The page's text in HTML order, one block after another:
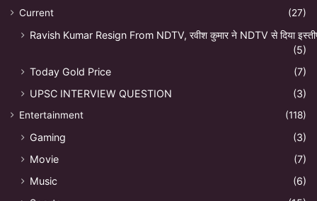
Current (27)
Ravish Kumar Resign From NDTV, रवीश कुमार ने NDTV से दिया
(5)
Today Gold Price
(7)
UPSC INTERVIEW QUESTION
(3)
Entertainment (118)
Gaming
(3)
Movie
(7)
Music
(6)